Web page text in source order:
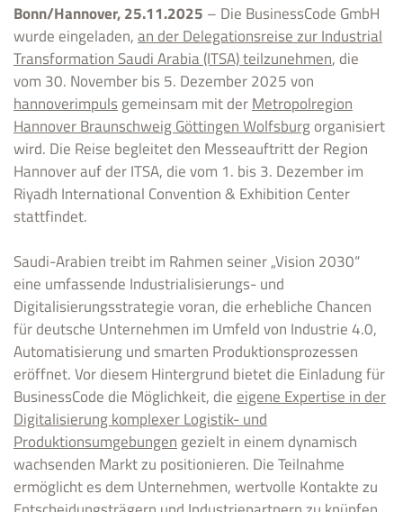
Bonn/Hannover, 25.11.2025 – Die BusinessCode GmbH
wurde eingeladen,an der Delegationsreise zur Industrial
Transformation Saudi Arabia (ITSA) teilzunehmen, die
vom 30. November bis 5. Dezember 2025 von
hannoverimpuls gemeinsam mit derMetropolregion
Hannover Braunschweig Göttingen Wolfsburgorganisiert
wird. Die Reise begleitet den Messeauftritt der Region
Hannover auf der ITSA, die vom 1. bis 3. Dezember im
Riyadh International Convention & Exhibition Center
stattfindet.
Saudi-Arabien treibt im Rahmen seiner „Vision 2030“
eine umfassende Industrialisierungs- und
Digitalisierungsstrategie voran, die erhebliche Chancen
für deutsche Unternehmen im Umfeld von Industrie 4.0,
Automatisierung und smarten Produktionsprozessen
eröffnet. Vor diesem Hintergrund bietet die Einladung für
BusinessCode die Möglichkeit, dieeigene Expertise in der
Digitalisierung komplexer Logistik- und
Produktionsumgebungengezielt in einem dynamisch
wachsenden Markt zu positionieren. Die Teilnahme
ermöglicht es dem Unternehmen, wertvolle Kontakte zu